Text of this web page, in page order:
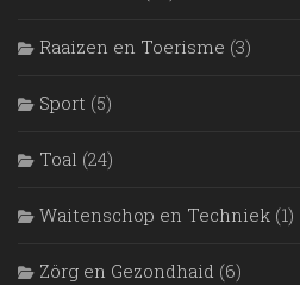
Raaizen en Toerisme (3)
Sport (5)
Toal (24)
Waitenschop en Techniek (1)
Zörg en Gezondhaid (6)